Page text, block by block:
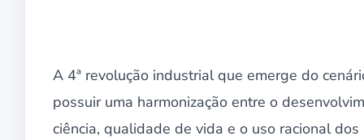
A 4ª revolução industrial que emerge do
possuir uma harmonização entre o
ciência, qualidade de vida e o uso racional